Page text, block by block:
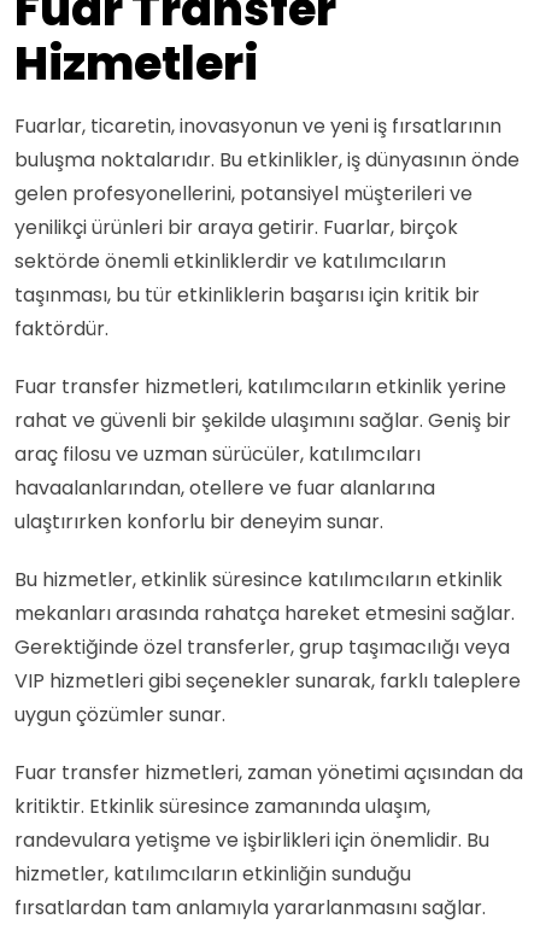
Hizmetleri
Fuarlar, ticaretin, inovasyonun ve yeni iş fırsatlarının
buluşma noktalarıdır. Bu etkinlikler, iş dünyasının önde
gelen profesyonellerini, potansiyel müşterileri ve
yenilikçi ürünleri bir araya getirir. Fuarlar, birçok
sektörde önemli etkinliklerdir ve katılımcıların
taşınması, bu tür etkinliklerin başarısı için kritik bir
faktördür.
Fuar transfer hizmetleri, katılımcıların etkinlik yerine
rahat ve güvenli bir şekilde ulaşımını sağlar. Geniş bir
araç filosu ve uzman sürücüler, katılımcıları
havaalanlarından, otellere ve fuar alanlarına
ulaştırırken konforlu bir deneyim sunar.
Bu hizmetler, etkinlik süresince katılımcıların etkinlik
mekanları arasında rahatça hareket etmesini sağlar.
Gerektiğinde özel transferler, grup taşımacılığı veya
VIP hizmetleri gibi seçenekler sunarak, farklı taleplere
uygun çözümler sunar.
Fuar transfer hizmetleri, zaman yönetimi açısından da
kritiktir. Etkinlik süresince zamanında ulaşım,
randevulara yetişme ve işbirlikleri için önemlidir. Bu
hizmetler, katılımcıların etkinliğin sunduğu
fırsatlardan tam anlamıyla yararlanmasını sağlar.